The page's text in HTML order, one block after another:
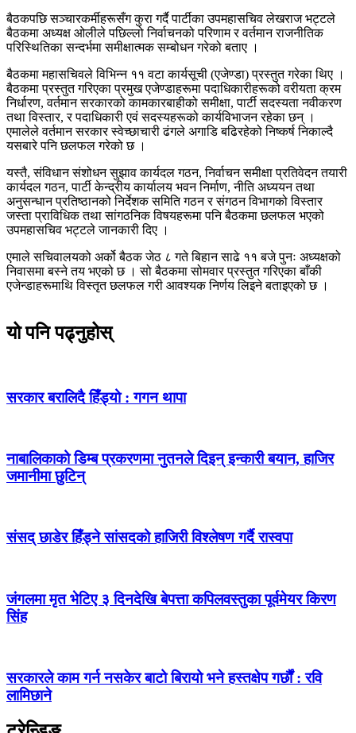
बैठकपछि सञ्चारकर्मीहरूसँग कुरा गर्दै पार्टीका उपमहासचिव लेखराज भट्टले
बैठकमा अध्यक्ष ओलीले पछिल्लो निर्वाचनको परिणाम र वर्तमान राजनीतिक
परिस्थितिका सन्दर्भमा समीक्षात्मक सम्बोधन गरेको बताए ।
बैठकमा महासचिवले विभिन्न ११ वटा कार्यसूची (एजेण्डा) प्रस्तुत गरेका थिए ।
बैठकमा प्रस्तुत गरिएका प्रमुख एजेण्डाहरूमा पदाधिकारीहरूको वरीयता क्रम
निर्धारण, वर्तमान सरकारको कामकारबाहीको समीक्षा, पार्टी सदस्यता नवीकरण
तथा विस्तार, र पदाधिकारी एवं सदस्यहरूको कार्यविभाजन रहेका छन् ।
एमालेले वर्तमान सरकार स्वेच्छाचारी ढंगले अगाडि बढिरहेको निष्कर्ष निकाल्दै
यसबारे पनि छलफल गरेको छ ।
यस्तै, संविधान संशोधन सुझाव कार्यदल गठन, निर्वाचन समीक्षा प्रतिवेदन तयारी
कार्यदल गठन, पार्टी केन्द्रीय कार्यालय भवन निर्माण, नीति अध्ययन तथा
अनुसन्धान प्रतिष्ठानको निर्देशक समिति गठन र संगठन विभागको विस्तार
जस्ता प्राविधिक तथा सांगठनिक विषयहरूमा पनि बैठकमा छलफल भएको
उपमहासचिव भट्टले जानकारी दिए ।
एमाले सचिवालयको अर्को बैठक जेठ ८ गते बिहान साढे ११ बजे पुनः अध्यक्षको
निवासमा बस्ने तय भएको छ । सो बैठकमा सोमवार प्रस्तुत गरिएका बाँकी
एजेन्डाहरूमाथि विस्तृत छलफल गरी आवश्यक निर्णय लिइने बताइएको छ ।
यो पनि पढ्नुहोस्
सरकार बरालिदै हिँड्यो : गगन थापा
नाबालिकाको डिम्ब प्रकरणमा नुतनले दिइन् इन्कारी बयान, हाजिर
जमानीमा छुटिन्
संसद् छाडेर हिँड्ने सांसदको हाजिरी विश्लेषण गर्दै रास्वपा
जंगलमा मृत भेटिए ३ दिनदेखि बेपत्ता कपिलवस्तुका पूर्वमेयर किरण
सिंह
सरकारले काम गर्न नसकेर बाटो बिरायो भने हस्तक्षेप गर्छौं : रवि
लामिछाने